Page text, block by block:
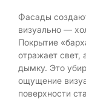
Фасады
визуально —
Покрытие
отражает свет,
дымку. Это
ощущение
поверхности